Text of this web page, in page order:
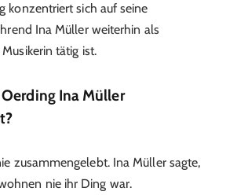
konzentriert sich auf seine
Ina Müller weiterhin als
tätig ist.
Oerding Ina Müller
zusammengelebt. Ina Müller sagte,
nie ihr Ding war.